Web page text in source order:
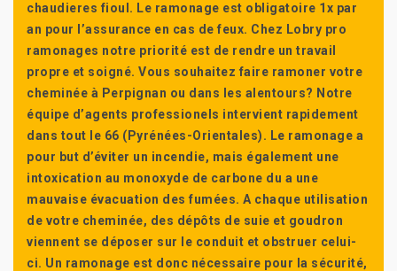
chaudieres fioul. Le ramonage est obligatoire 1x par
an pour l’assurance en cas de feux. Chez Lobry pro
ramonages notre priorité est de rendre un travail
propre et soigné. Vous souhaitez faire ramoner votre
cheminée à Perpignan ou dans les alentours? Notre
équipe d’agents professionels intervient rapidement
dans tout le 66 (Pyrénées-Orientales). Le ramonage a
pour but d’éviter un incendie, mais également une
intoxication au monoxyde de carbone du a une
mauvaise évacuation des fumées. A chaque utilisation
de votre cheminée, des dépôts de suie et goudron
viennent se déposer sur le conduit et obstruer celui-
ci. Un ramonage est donc nécessaire pour la sécurité,